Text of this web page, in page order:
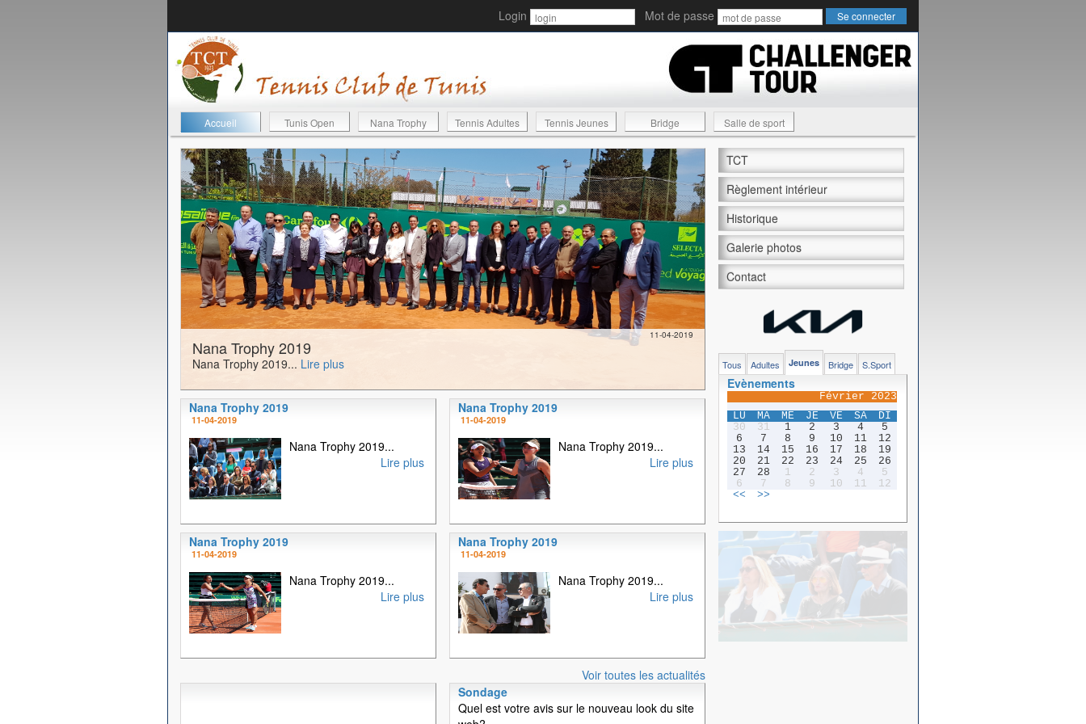
Login Mot de passe
Accueil Tunis Open Nana Trophy Tennis Adultes Tennis Jeunes Bridge Salle de sport
11-04-2019
Nana Trophy 2019
Nana Trophy 2019... Lire plus
Nana Trophy 2019
11-04-2019
Nana Trophy 2019...
Lire plus
Nana Trophy 2019
11-04-2019
Nana Trophy 2019...
Lire plus
Nana Trophy 2019
11-04-2019
Nana Trophy 2019...
Lire plus
Nana Trophy 2019
11-04-2019
Nana Trophy 2019...
Lire plus
Voir toutes les actualités
Sondage
Quel est votre avis sur le nouveau look du site
TCT
Règlement intérieur
Historique
Galerie photos
Contact
Tous Adultes Jeunes Bridge S.Sport
Evènements
Février 2023
LU
MA ME JE VE SA
DI
30
31 1 2 3 4
5
6
7 8 9 10 11
12
13
14 15 16 17 18
19
20
21 22 23 24 25
26
27
28 1 2 3 4
5
6
7 8 9 10 11
12
<<
>>